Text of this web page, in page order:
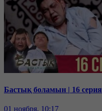
Бастық боламын | 16 серия
01 ноября, 10:17